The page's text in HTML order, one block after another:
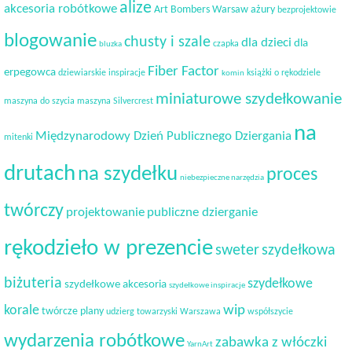
akcesoria robótkowe alize Art Bombers Warsaw ażury bezprojektowie
blogowanie bluzka chusty i szale czapka dla dzieci dla
erpegowca dziewiarskie inspiracje Fiber Factor komin książki o rękodziele
maszyna do szycia maszyna Silvercrest miniaturowe szydełkowanie
mitenki Międzynarodowy Dzień Publicznego Dziergania na
drutachna szydełku niebezpieczne narzędzia proces
twórczy projektowanie publiczne dzierganie
rękodzieło w prezenciesweterszydełkowa
biżuteria szydełkowe akcesoria szydełkowe inspiracje szydełkowe
korale twórcze plany udzierg towarzyski Warszawa wip współszycie
wydarzenia robótkowe YarnArt zabawka z włóczki